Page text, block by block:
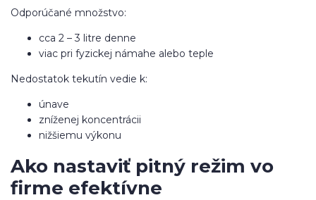
Odporúčané množstvo:
cca 2 – 3 litre denne
viac pri fyzickej námahe alebo teple
Nedostatok tekutín vedie k:
únave
zníženej koncentrácii
nižšiemu výkonu
Ako nastaviť pitný režim vo
firme efektívne